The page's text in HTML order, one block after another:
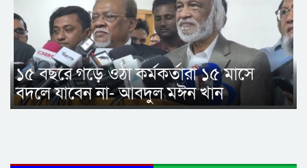
১৫ বছরে গড়ে ওঠা কর্মকর্তারা ১৫ মাসে
বদলে যাবেন না- আবদুল মঈন খান